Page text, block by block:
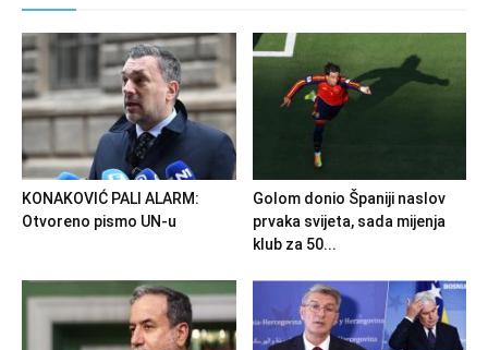
KONAKOVIĆ PALI ALARM:
Otvoreno pismo UN-u
Golom donio Španiji naslov
prvaka svijeta, sada mijenja
klub za 50...